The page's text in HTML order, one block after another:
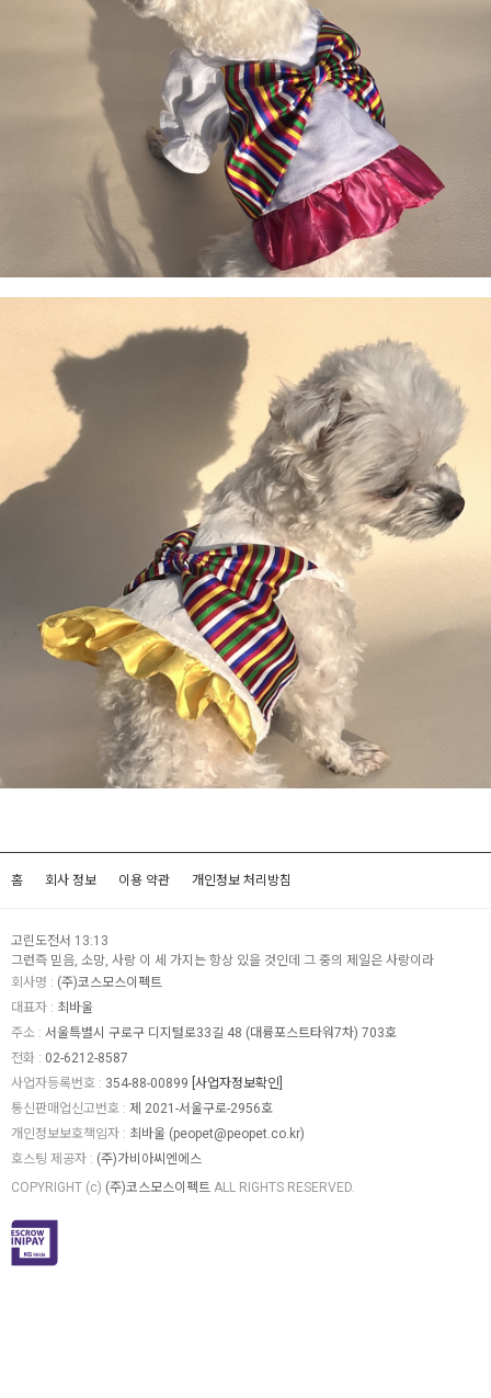
홈 회사 정보 이용 약관 개인정보 처리방침
고린도전서 13:13
그런즉 믿음, 소망, 사랑 이 세 가지는 항상 있을 것인데 그 중의 제일은 사랑이라
회사명 : (주)코스모스이펙트
대표자 : 최바울
주소 : 서울특별시 구로구 디지털로33길 48 (대륭포스트타워7차) 703호
전화 : 02-6212-8587
사업자등록번호 : 354-88-00899 [사업자정보확인]
통신판매업신고번호 : 제 2021-서울구로-2956호
개인정보보호책임자 : 최바울 (peopet@peopet.co.kr)
호스팅 제공자 : (주)가비아씨엔에스
COPYRIGHT (c) (주)코스모스이펙트 ALL RIGHTS RESERVED.